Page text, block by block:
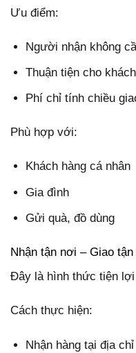
Ưu điểm:
Người nhận không
Thuận tiện cho
Phí chỉ tính chiều
Phù hợp với:
Khách hàng cá nhân
Gia đình
Gửi quà, đồ dùng
Nhận tận nơi – Giao
Đây là hình thức tiện lợi
Cách thực hiện:
Nhận hàng tại địa